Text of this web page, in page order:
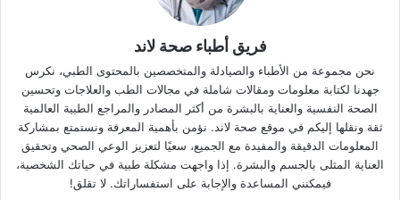
فريق أطباء صحة لاند
نحن مجموعة من الأطباء والصيادلة والمتخصصين بالمحتوى الطبي، نكرس
جهدنا لكتابة معلومات ومقالات شاملة في مجالات الطب والعلاجات وتحسين
الصحة النفسية والعناية بالبشرة من أكثر المصادر والمراجع الطبية العالمية
ثقة ونقلها إليكم في موقع صحة لاند. نؤمن بأهمية المعرفة ونستمتع بمشاركة
المعلومات الدقيقة والمفيدة مع الجميع، سعيًا لتعزيز الوعي الصحي وتحقيق
العناية المثلى بالجسم والبشرة. إذا واجهت مشكلة طبية في حياتك الشخصية،
فيمكنني المساعدة والإجابة على استفساراتك. لا تقلق!